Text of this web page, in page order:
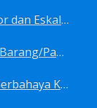
Sertifikasi Ahli K3 Spesialis Elevator dan Eskalator KEMNAKER
Sertifikasi Alat Angkat Listrik/Lift Barang/Passenger Hoist KEMNAKER
Sertifikasi Alat Angkutan Bahan Berbahaya KEMNAKER